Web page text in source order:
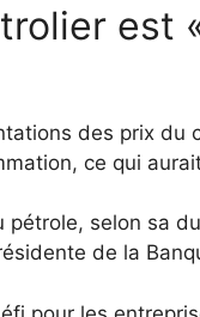
est
des prix du
ce qui
pétrole, selon sa
de la